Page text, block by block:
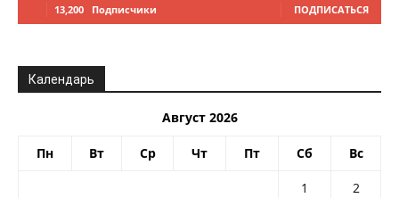
13,200 Подписчики ПОДПИСАТЬСЯ
Календарь
Август 2026
Пн Вт Ср Чт Пт Сб Вс
1
2